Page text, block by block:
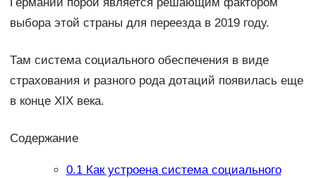
выбора этой страны для переезда в 2019 году.
Там система социального обеспечения в виде
страхования и разного рода дотаций появилась еще
в конце XIX века.
Содержание
0.1Как устроена система социального